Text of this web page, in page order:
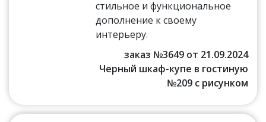
стильное и функциональное
дополнение к своему
интерьеру.
заказ №3649 от 21.09.2024
Черный шкаф-купе в гостиную
№209 с рисунком